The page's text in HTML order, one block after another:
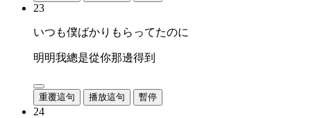
23
いつも僕ばかりもらってたのに
明明我總是從你那邊得到
重覆這句 播放這句 暫停
24